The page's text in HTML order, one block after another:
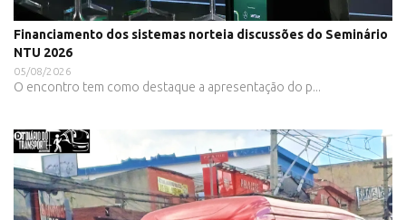
Financiamento dos sistemas norteia discussões do Seminário
NTU 2026
05/08/2026
O encontro tem como destaque a apresentação do p...